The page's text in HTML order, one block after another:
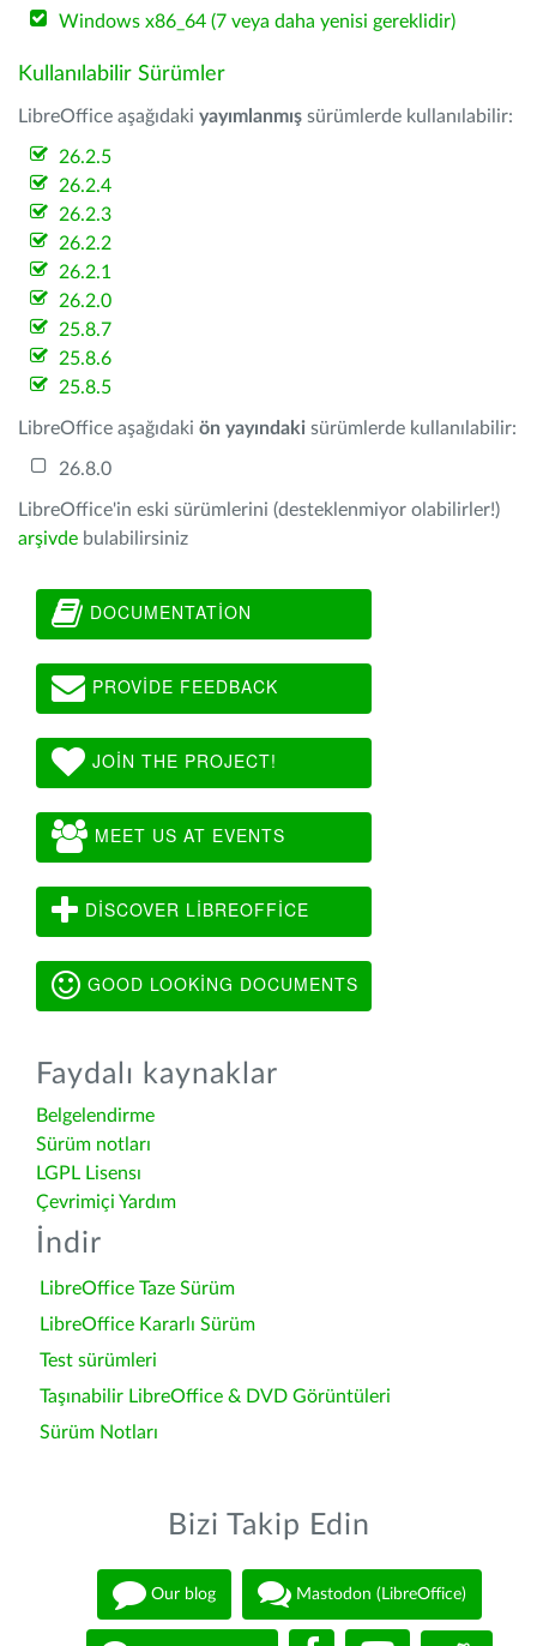
Windows x86_64 (7 veya daha yenisi gereklidir)
Kullanılabilir Sürümler
LibreOffice aşağıdaki yayımlanmış sürümlerde kullanılabilir:
26.2.5
26.2.4
26.2.3
26.2.2
26.2.1
26.2.0
25.8.7
25.8.6
25.8.5
LibreOffice aşağıdaki ön yayındaki sürümlerde kullanılabilir:
26.8.0
LibreOffice'in eski sürümlerini (desteklenmiyor olabilirler!)
arşivde bulabilirsiniz
DOCUMENTATION
PROVIDE FEEDBACK
JOIN THE PROJECT!
MEET US AT EVENTS
DISCOVER LIBREOFFICE
GOOD LOOKING DOCUMENTS
Faydalı kaynaklar
Belgelendirme
Sürüm notları
LGPL Lisensı
Çevrimiçi Yardım
İndir
LibreOffice Taze Sürüm
LibreOffice Kararlı Sürüm
Test sürümleri
Taşınabilir LibreOffice & DVD Görüntüleri
Sürüm Notları
Bizi Takip Edin
Our blog Mastodon (LibreOffice)